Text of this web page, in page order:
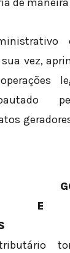
vez,
E